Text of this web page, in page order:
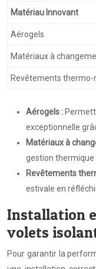
Matériau Innovant
Aérogels
Matériaux à
Revêtements
Aérogels :
exceptionnelle
Matériaux à
gestion thermique
Revêtements
estivale en
Installation
volets
Pour garantir la